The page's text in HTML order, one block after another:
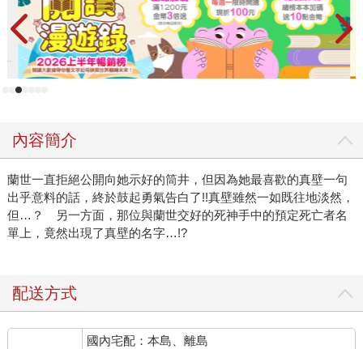
內容簡介
蘭世一直拒絕公開向她示好的筒井，但因為她最喜歡的真壁一句
出乎意料的話，終於鼓起勇氣告白了!!真壁雖然一如既往地淡然，
但…？ 另一方面，那位與蘭世交好的死神手中的預定死亡者名
單上，竟然出現了真壁的名字…!?
配送方式
國內宅配：本島、離島